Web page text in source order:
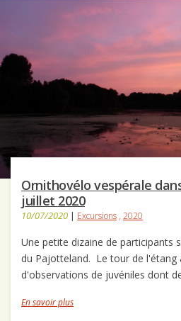
Ornithovélo vespérale
juillet 2020
10/07/2020 | Excursions , 2020
Une petite dizaine de participants
du Pajotteland. Le tour de l'étang
d'observations de juvéniles dont
En savoir plus